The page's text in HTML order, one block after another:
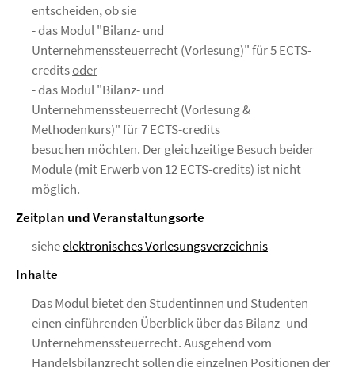
entscheiden, ob sie
- das Modul "Bilanz- und
Unternehmenssteuerrecht (Vorlesung)" für 5 ECTS-
creditsoder
- das Modul "Bilanz- und
Unternehmenssteuerrecht (Vorlesung &
Methodenkurs)" für 7 ECTS-credits
besuchen möchten. Der gleichzeitige Besuch beider
Module (mit Erwerb von 12 ECTS-credits) ist nicht
möglich.
Zeitplan und Veranstaltungsorte
sieheelektronisches Vorlesungsverzeichnis
Inhalte
Das Modul bietet den Studentinnen und Studenten
einen einführenden Überblick über das Bilanz- und
Unternehmenssteuerrecht. Ausgehend vom
Handelsbilanzrecht sollen die einzelnen Positionen der